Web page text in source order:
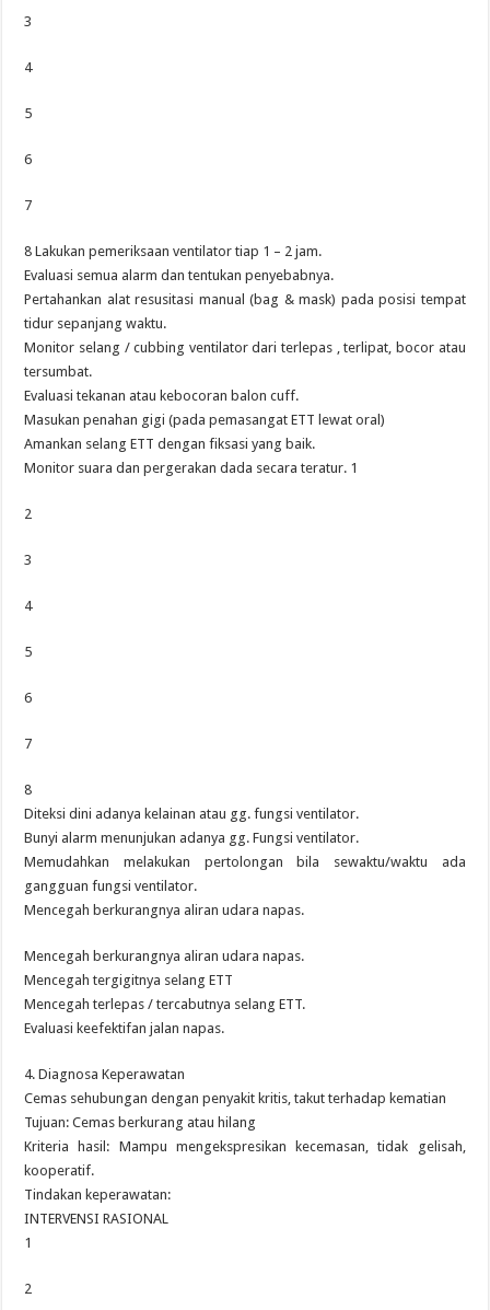
3
4
5
6
7
8 Lakukan pemeriksaan ventilator tiap 1 – 2 jam.
Evaluasi semua alarm dan tentukan penyebabnya.
Pertahankan alat resusitasi manual (bag & mask) pada posisi tempat
tidur sepanjang waktu.
Monitor selang / cubbing ventilator dari terlepas , terlipat, bocor atau
tersumbat.
Evaluasi tekanan atau kebocoran balon cuff.
Masukan penahan gigi (pada pemasangat ETT lewat oral)
Amankan selang ETT dengan fiksasi yang baik.
Monitor suara dan pergerakan dada secara teratur. 1
2
3
4
5
6
7
8
Diteksi dini adanya kelainan atau gg. fungsi ventilator.
Bunyi alarm menunjukan adanya gg. Fungsi ventilator.
Memudahkan melakukan pertolongan bila sewaktu/waktu ada
gangguan fungsi ventilator.
Mencegah berkurangnya aliran udara napas.
Mencegah berkurangnya aliran udara napas.
Mencegah tergigitnya selang ETT
Mencegah terlepas / tercabutnya selang ETT.
Evaluasi keefektifan jalan napas.
4. Diagnosa Keperawatan
Cemas sehubungan dengan penyakit kritis, takut terhadap kematian
Tujuan: Cemas berkurang atau hilang
Kriteria hasil: Mampu mengekspresikan kecemasan, tidak gelisah,
kooperatif.
Tindakan keperawatan:
INTERVENSI RASIONAL
1
2